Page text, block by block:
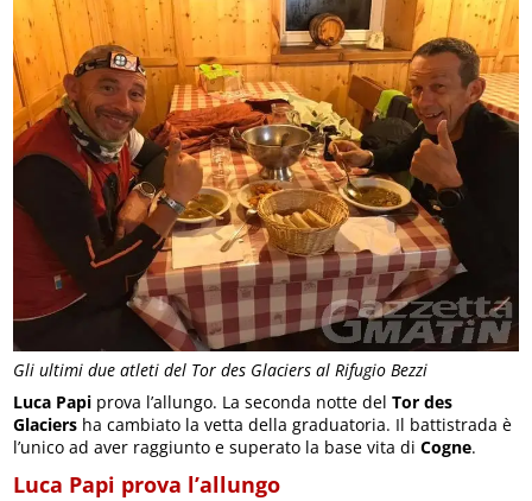
Gli ultimi due atleti del Tor des Glaciers al Rifugio Bezzi
Luca Papi prova l’allungo. La seconda notte delTor des
Glaciers ha cambiato la vetta della graduatoria. Il battistrada è
l’unico ad aver raggiunto e superato la base vita diCogne.
Luca Papi prova l’allungo